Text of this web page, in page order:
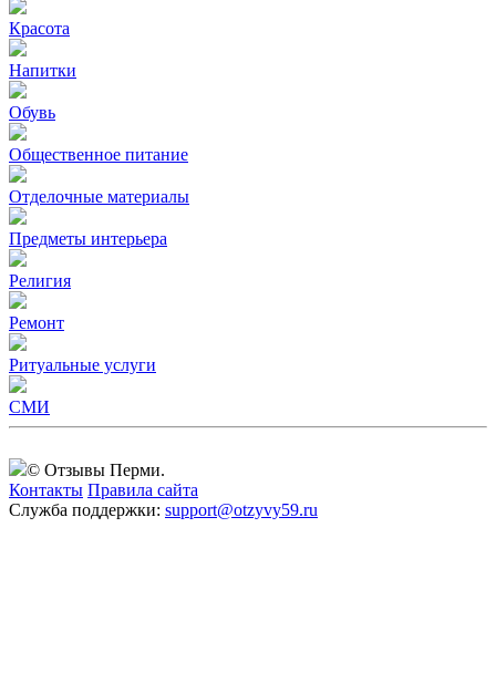
Красота
Напитки
Обувь
Общественное питание
Отделочные материалы
Предметы интерьера
Религия
Ремонт
Ритуальные услуги
СМИ
© Отзывы Перми.
Контакты Правила сайта
Служба поддержки: support@otzyvy59.ru